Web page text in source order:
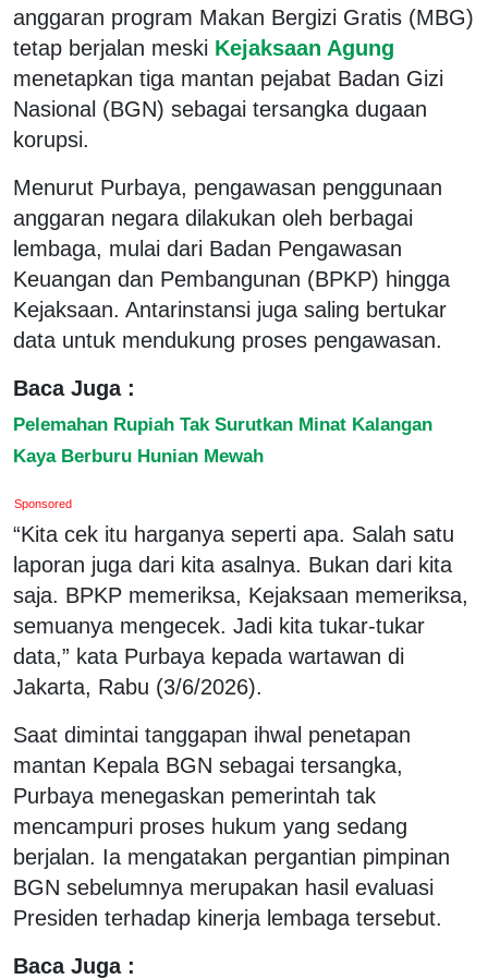
anggaran program Makan Bergizi Gratis (MBG)
tetap berjalan meski Kejaksaan Agung
menetapkan tiga mantan pejabat Badan Gizi
Nasional (BGN) sebagai tersangka dugaan
korupsi.
Menurut Purbaya, pengawasan penggunaan
anggaran negara dilakukan oleh berbagai
lembaga, mulai dari Badan Pengawasan
Keuangan dan Pembangunan (BPKP) hingga
Kejaksaan. Antarinstansi juga saling bertukar
data untuk mendukung proses pengawasan.
Baca Juga :
Pelemahan Rupiah Tak Surutkan Minat Kalangan
Kaya Berburu Hunian Mewah
Sponsored
“Kita cek itu harganya seperti apa. Salah satu
laporan juga dari kita asalnya. Bukan dari kita
saja. BPKP memeriksa, Kejaksaan memeriksa,
semuanya mengecek. Jadi kita tukar-tukar
data,” kata Purbaya kepada wartawan di
Jakarta, Rabu (3/6/2026).
Saat dimintai tanggapan ihwal penetapan
mantan Kepala BGN sebagai tersangka,
Purbaya menegaskan pemerintah tak
mencampuri proses hukum yang sedang
berjalan. Ia mengatakan pergantian pimpinan
BGN sebelumnya merupakan hasil evaluasi
Presiden terhadap kinerja lembaga tersebut.
Baca Juga :